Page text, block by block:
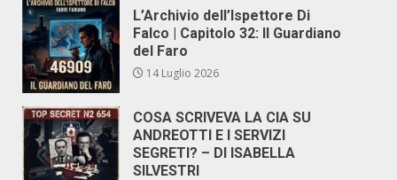
L’Archivio dell’Ispettore Di
Falco | Capitolo 32: Il Guardiano
del Faro
14 Luglio 2026
COSA SCRIVEVA LA CIA SU
ANDREOTTI E I SERVIZI
SEGRETI? – DI ISABELLA
SILVESTRI